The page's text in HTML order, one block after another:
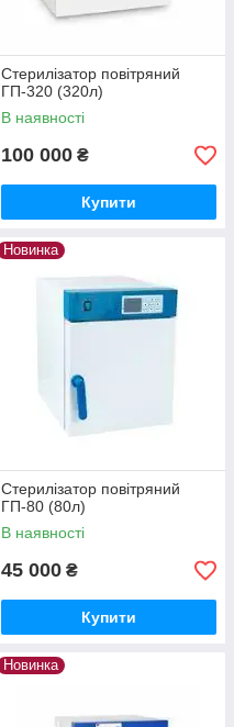
Стерилізатор повітряний
ГП-320 (320л)
В наявності
100 000 ₴
Купити
Новинка
Стерилізатор повітряний
ГП-80 (80л)
В наявності
45 000 ₴
Купити
Новинка